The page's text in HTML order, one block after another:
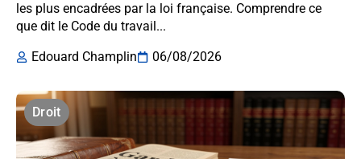
les plus encadrées par la loi française. Comprendre ce
que dit le Code du travail...
Edouard Champlin
06/08/2026
Droit